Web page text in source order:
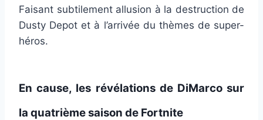
Faisant subtilement allusion à la destruction de
Dusty Depot et à l’arrivée du thèmes de super-
héros.
En cause, les révélations de DiMarco sur
la quatrième saison de Fortnite